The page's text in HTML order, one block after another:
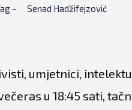
- Senad Hadžifejzović
umjetnici,
u 18:45 sati,